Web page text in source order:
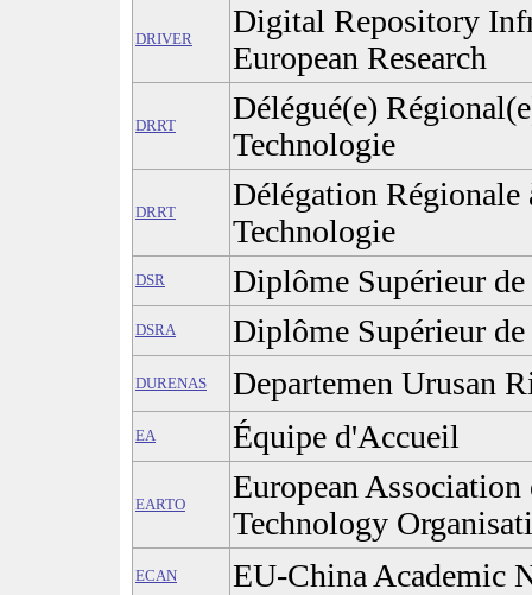
DRIVER
Digital Repository
European Research
DRRT
Délégué(e)
Technologie
DRRT
Délégation Régionale
Technologie
DSR Diplôme Supérieur de
DSRA Diplôme Supérieur
DURENAS Departemen Urusan
EA Équipe d'Accueil
EARTO
European Association
Technology
ECAN EU-China Academic